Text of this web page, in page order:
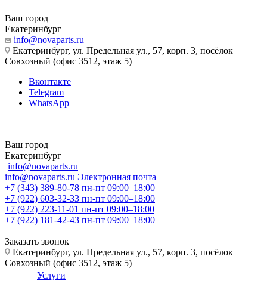
Ваш город
Екатеринбург
info@novaparts.ru
Екатеринбург, ул. Предельная ул., 57, корп. 3, посёлок
Совхозный (офис 3512, этаж 5)
Вконтакте
Telegram
WhatsApp
Ваш город
Екатеринбург
info@novaparts.ru
info@novaparts.ru Электронная почта
+7 (343) 389-80-78 пн-пт 09:00–18:00
+7 (922) 603-32-33 пн-пт 09:00–18:00
+7 (922) 223-11-01 пн-пт 09:00–18:00
+7 (922) 181-42-43 пн-пт 09:00–18:00
Заказать звонок
Екатеринбург, ул. Предельная ул., 57, корп. 3, посёлок
Совхозный (офис 3512, этаж 5)
Услуги